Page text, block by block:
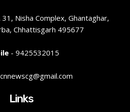
31, Nisha Complex, Ghantaghar,
Chhattisgarh 495677
- 9425532015
Links